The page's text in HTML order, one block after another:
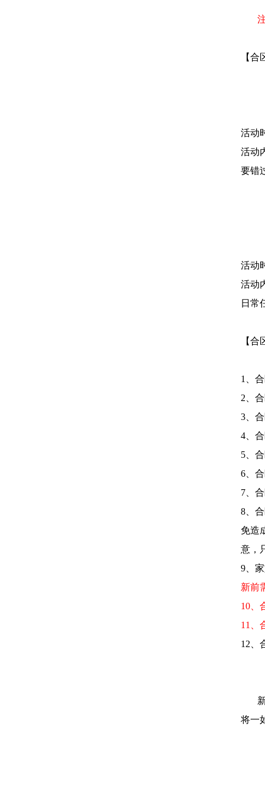
【合
活动
活动
要错
活动
活动
日常
【合
1、
2、
3、
4、
5、
6、
7、
8、
免造
意，
9、
新前
10、
11、
12、
新
将一